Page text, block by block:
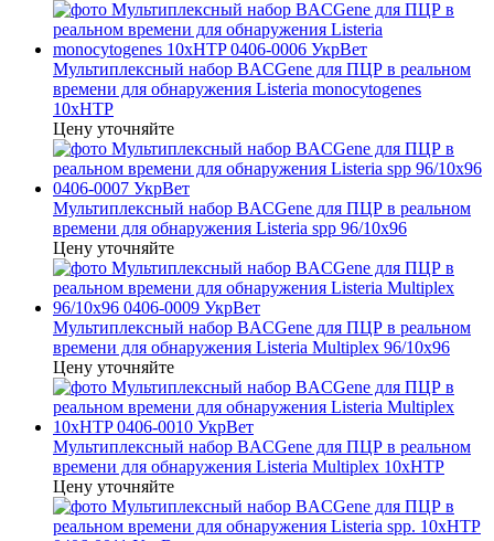
Мультиплексный набор BACGene для ПЦР в реальном
времени для обнаружения Listeria monocytogenes
10xHTP
Цену уточняйте
Мультиплексный набор BACGene для ПЦР в реальном
времени для обнаружения Listeria spp 96/10x96
Цену уточняйте
Мультиплексный набор BACGene для ПЦР в реальном
времени для обнаружения Listeria Multiplex 96/10x96
Цену уточняйте
Мультиплексный набор BACGene для ПЦР в реальном
времени для обнаружения Listeria Multiplex 10xHTP
Цену уточняйте